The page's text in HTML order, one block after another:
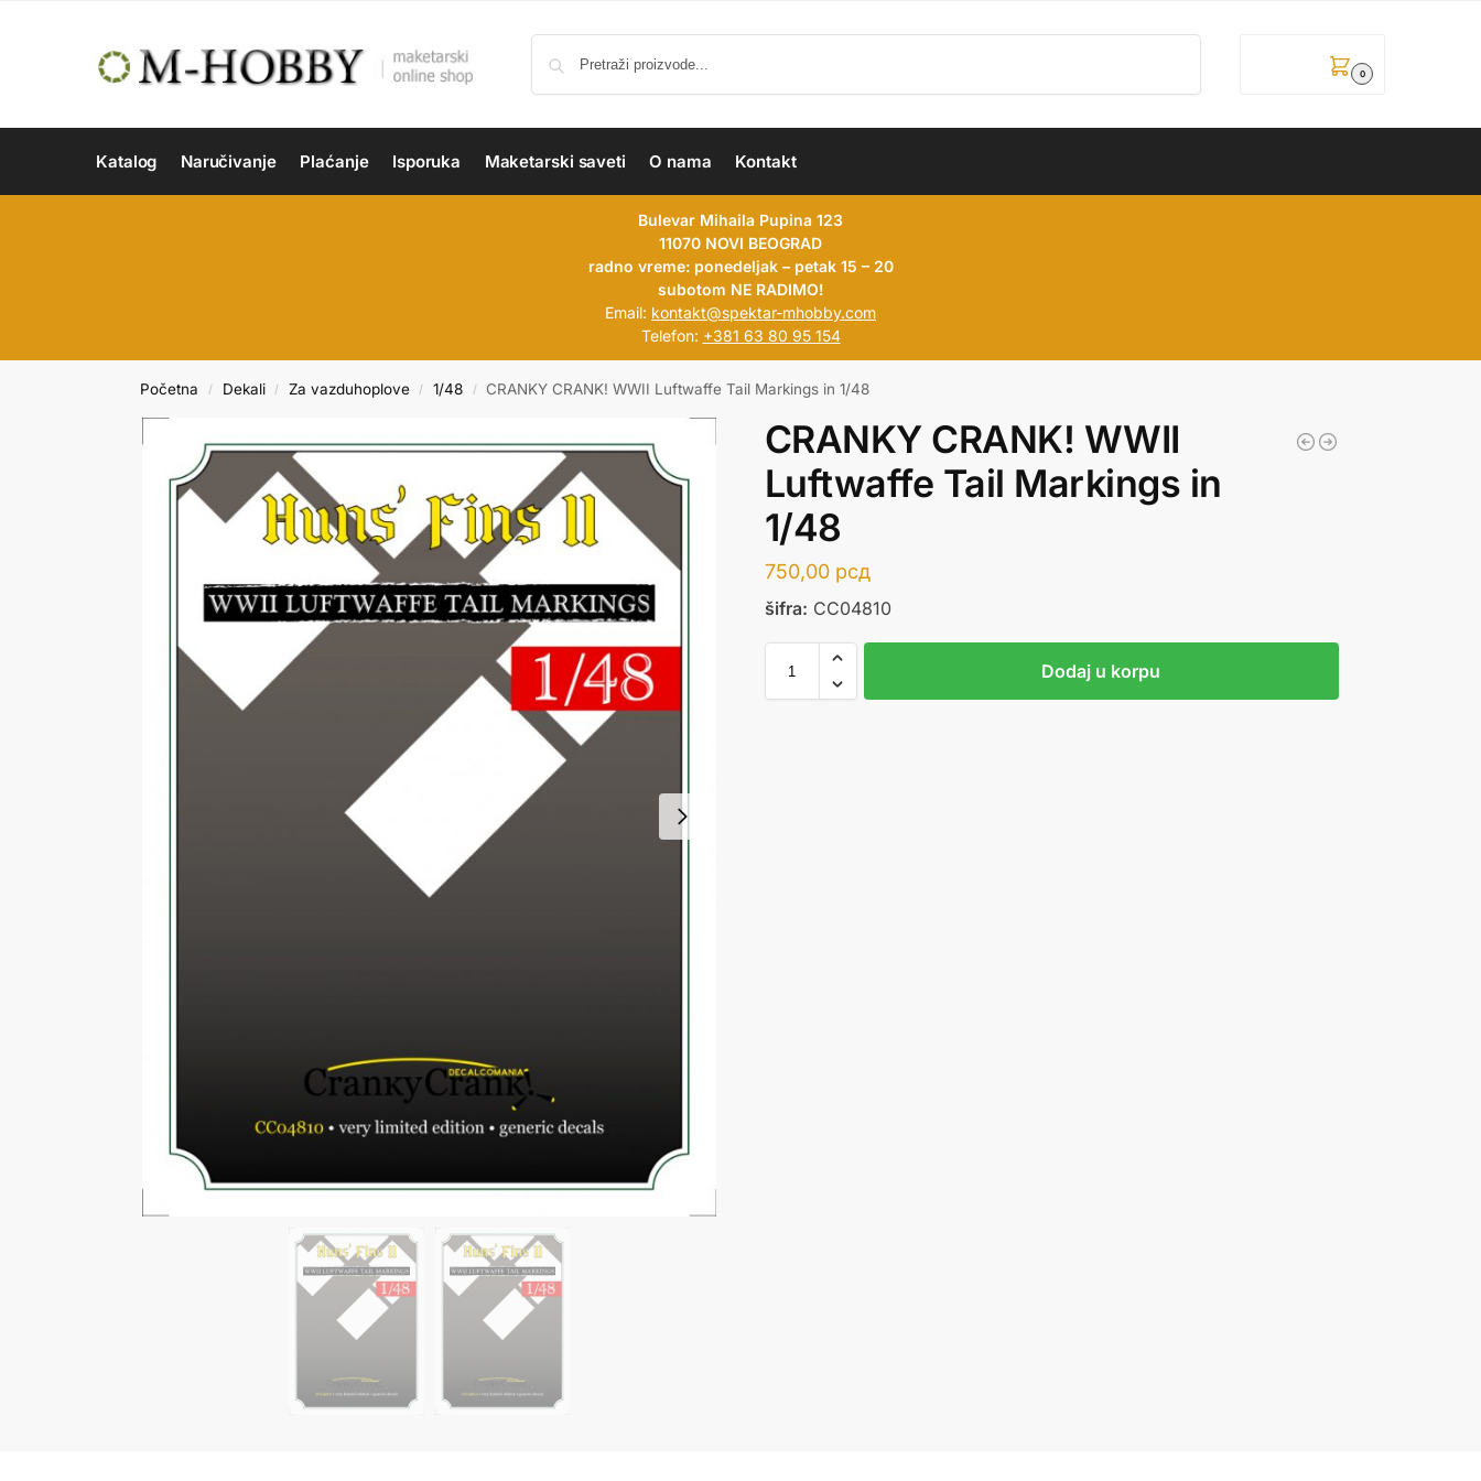
0
Katalog Naručivanje Plaćanje Isporuka Maketarski saveti O nama Kontakt
Bulevar Mihaila Pupina 123
11070 NOVI BEOGRAD
radno vreme: ponedeljak – petak 15 – 20
subotom NE RADIMO!
Email: kontakt@spektar-mhobby.com
Telefon: +381 63 80 95 154
Početna / Dekali / Za vazduhoplove / 1/48 / CRANKY CRANK! WWII Luftwaffe Tail Markings in 1/48
CRANKY CRANK! WWII
Luftwaffe Tail Markings in
1/48
750,00 рсд
šifra: CC04810
Dodaj u korpu